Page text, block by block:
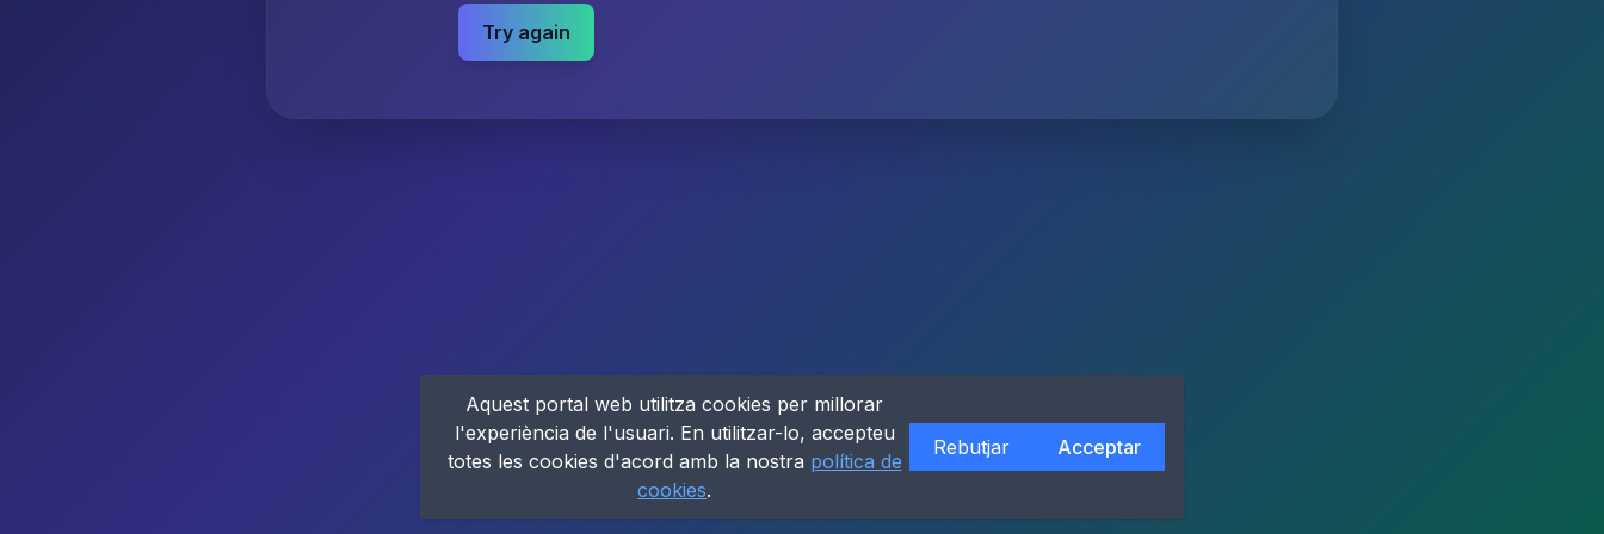
Try again
Aquest portal web utilitza cookies per millorar
l'experiència de l'usuari. En utilitzar-lo, accepteu
totes les cookies d'acord amb la nostra política de
cookies.
Rebutjar Acceptar